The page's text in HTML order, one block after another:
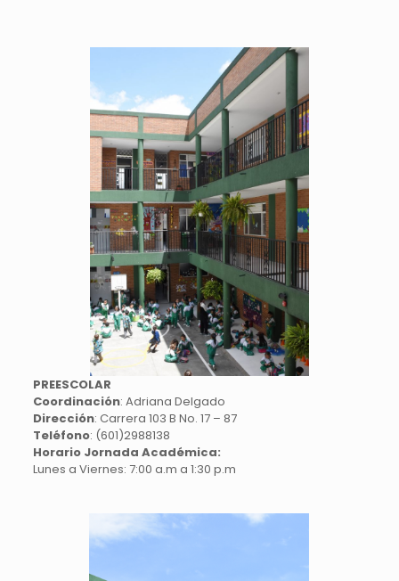
PREESCOLAR
Coordinación: Adriana Delgado
Dirección: Carrera 103 B No. 17 – 87
Teléfono: (601)2988138
Horario Jornada Académica:
Lunes a Viernes: 7:00 a.m a 1:30 p.m